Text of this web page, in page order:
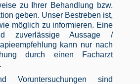
zu Ihrer Behandlung bzw.
geben. Unser Bestreben ist,
möglich zu informieren. Eine
zuverlässige Aussage /
kann nur nach
durch einen Facharzt
Voruntersuchungen sind